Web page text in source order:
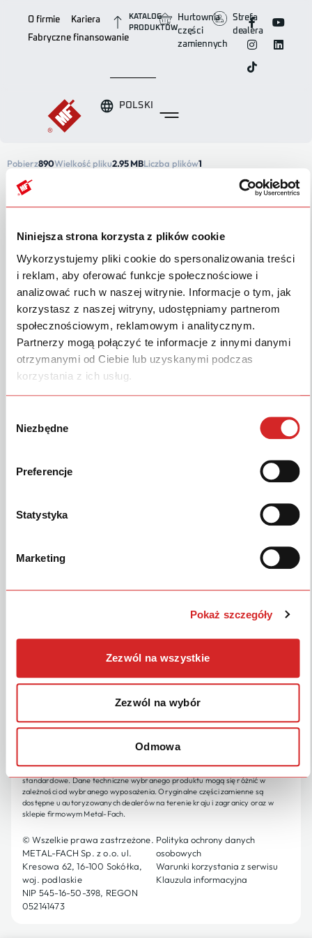
Niniejsza strona korzysta z plików cookie
Wykorzystujemy pliki cookie do spersonalizowania treści
i reklam, aby oferować funkcje społecznościowe i
analizować ruch w naszej witrynie. Informacje o tym, jak
korzystasz z naszej witryny, udostępniamy partnerom
społecznościowym, reklamowym i analitycznym.
Partnerzy mogą połączyć te informacje z innymi danymi
otrzymanymi od Ciebie lub uzyskanymi podczas
korzystania z ich usług.
zgody
Niezbędne
Preferencje
Statystyka
Marketing
Pokaż szczegóły
Zezwól na wszystkie
Zezwól na wybór
Odmowa
O firmie
Kariera
Fabryczne finansowanie
KATALOG
PRODUKTÓW
Hurtownia
części
zamiennych
Strefa
dealera
POLSKI
Pobierz890Wielkość pliku2.95 MBLiczba plików1
26 lutego 2025
OPIS
SIMILAR DOWNLOADS
Nie znaleziono powiązanego pliku do pobrania!
Serwis & Części
Strefa Klienta
Marka
Metal-Fach Sp. z o.o. stale doskonali swoje wyroby i dostosowuje ofertę do
zmian w wyrobach bez powiadamiania. Prosimy więc przed podjęciem decyzji
Metal-Fach Sp. z o.o. wyklucza roszczenia związane z danymi i zdjęciami
przepisów Kodeksu Cywilnego. Zdjęcia nie zawsze przedstawiają wyposażenie
standardowe. Dane techniczne wybranego produktu mogą się różnić w
zależności od wybranego wyposażenia. Oryginalne części zamienne są
dostępne u autoryzowanych dealerów na terenie kraju i zagranicy oraz w
sklepie firmowym Metal-Fach.
© Wszelkie prawa zastrzeżone.
METAL-FACH Sp. z o.o. ul.
Kresowa 62, 16-100 Sokółka,
woj. podlaskie
NIP 545-16-50-398, REGON
052141473
Polityka ochrony danych
osobowych
Warunki korzystania z serwisu
Klauzula informacyjna